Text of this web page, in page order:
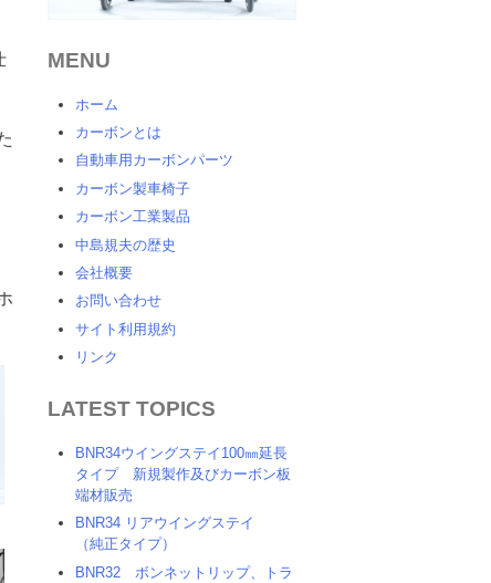
MENU
ホーム
カーボンとは
自動車用カーボンパーツ
カーボン製車椅子
カーボン工業製品
中島規夫の歴史
会社概要
お問い合わせ
サイト利用規約
リンク
LATEST TOPICS
BNR34ウイングステイ100㎜延長
タイプ 新規製作及びカーボン板
端材販売
BNR34 リアウイングステイ
（純正タイプ）
BNR32 ボンネットリップ、トラ